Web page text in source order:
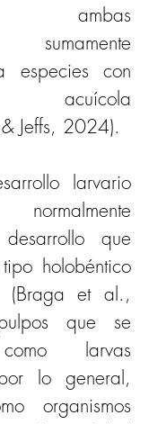
ambas
sumamente
especies con
acuícola
Jeffs, 2024).
larvario
que
holobéntico
(Braga et al.,
que se
larvas
lo general,
organismos